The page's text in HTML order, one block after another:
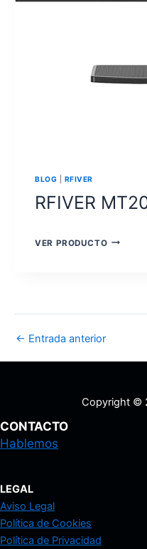
BLOG RFIVER
RFIVER
VER PRODUCTORFIVER
Navegación
← Entrada anterior
Copyright ©
CONTACTO
Hablemos
LEGAL
Aviso Legal
Política de Cookies
Política de Privacidad